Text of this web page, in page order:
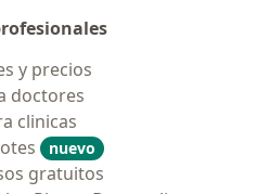
y precios
doctores
clinicas
nuevo
gratuitos